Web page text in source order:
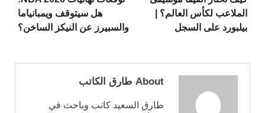
الملاعب لكأس العالم؟ |
بيلبورد على السجل
هل سيتوقف ويمبانياما
والسبيرز عن النيكز الساخن؟
About طارق الكاتب
طارق السعيد كاتب وباحث في